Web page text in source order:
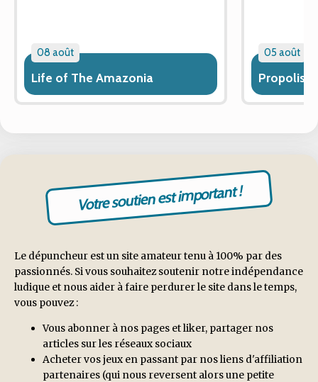
08 août
Life of The Amazonia
05 août
Propolis
Votre soutien est important !
Le dépuncheur est un site amateur tenu à 100% par des
passionnés. Si vous souhaitez soutenir notre indépendance
ludique et nous aider à faire perdurer le site dans le temps,
vous pouvez :
Vous abonner à nos pages et liker, partager nos
articles sur les réseaux sociaux
Acheter vos jeux en passant par nos liens d'affiliation
partenaires (qui nous reversent alors une petite